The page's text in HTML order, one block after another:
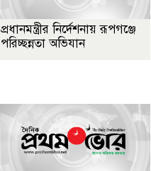
প্রধানমন্ত্রীর নির্দেশনায় রূপগঞ্জে
পরিচ্ছন্নতা অভিযান